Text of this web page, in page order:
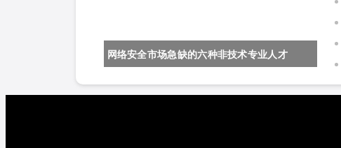
网络安全市场急缺的六种非技术专业人才